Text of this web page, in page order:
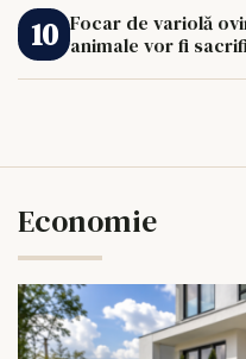
Focar de variolă
animale vor fi
Economie